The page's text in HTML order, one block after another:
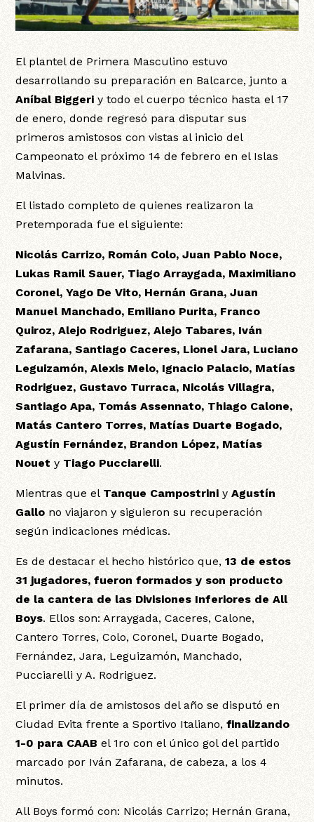
El plantel de Primera Masculino estuvo
desarrollando su preparación en Balcarce, junto a
Aníbal Biggeri y todo el cuerpo técnico hasta el 17
de enero, donde regresó para disputar sus
primeros amistosos con vistas al inicio del
Campeonato el próximo 14 de febrero en el Islas
Malvinas.
El listado completo de quienes realizaron la
Pretemporada fue el siguiente:
Nicolás Carrizo, Román Colo, Juan Pablo Noce,
Lukas Ramil Sauer, Tiago Arraygada, Maximiliano
Coronel, Yago De Vito, Hernán Grana, Juan
Manuel Manchado, Emiliano Purita, Franco
Quiroz, Alejo Rodriguez, Alejo Tabares, Iván
Zafarana, Santiago Caceres, Lionel Jara, Luciano
Leguizamón, Alexis Melo, Ignacio Palacio, Matías
Rodriguez, Gustavo Turraca, Nicolás Villagra,
Santiago Apa, Tomás Assennato, Thiago Calone,
Matás Cantero Torres, Matías Duarte Bogado,
Agustín Fernández, Brandon López, Matías
Nouety Tiago Pucciarelli.
Mientras que el Tanque Campostriniy Agustín
Gallo no viajaron y siguieron su recuperación
según indicaciones médicas.
Es de destacar el hecho histórico que,13 de estos
31 jugadores, fueron formados y son producto
de la cantera de las Divisiones Inferiores de All
Boys. Ellos son: Arraygada, Caceres, Calone,
Cantero Torres, Colo, Coronel, Duarte Bogado,
Fernández, Jara, Leguizamón, Manchado,
Pucciarelli y A. Rodriguez.
El primer día de amistosos del año se disputó en
Ciudad Evita frente a Sportivo Italiano,finalizando
1-0 para CAAB el 1ro con el único gol del partido
marcado por Iván Zafarana, de cabeza, a los 4
minutos.
All Boys formó con: Nicolás Carrizo; Hernán Grana,